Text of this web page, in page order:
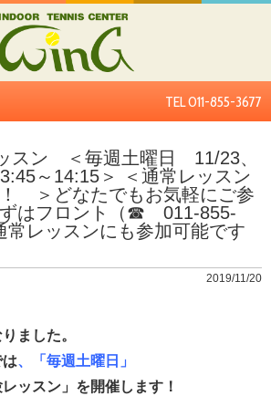
TEL 011-855-3677
スン ＜毎週土曜日 11/23、
～14:15＞ ＜通常レッスン
＞どなたでもお気軽にご参
ずはフロント（☎ 011-855-
レッスンにも参加可能です
2019/11/20
ました。
、「毎週土曜日」
ッスン」を開催します！